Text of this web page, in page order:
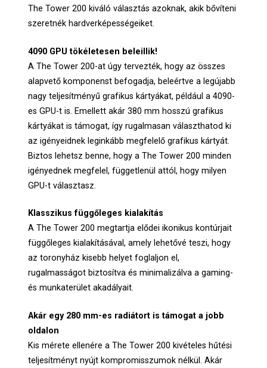
The Tower 200 kiváló választás azoknak, akik bővíteni
szeretnék hardverképességeiket.
4090 GPU tökéletesen beleillik!
A The Tower 200-at úgy tervezték, hogy az összes
alapvető komponenst befogadja, beleértve a legújabb
nagy teljesítményű grafikus kártyákat, például a 4090-
es GPU-t is. Emellett akár 380 mm hosszú grafikus
kártyákat is támogat, így rugalmasan választhatod ki
az igényeidnek leginkább megfelelő grafikus kártyát.
Biztos lehetsz benne, hogy a The Tower 200 minden
igényednek megfelel, függetlenül attól, hogy milyen
GPU-t választasz.
Klasszikus függőleges kialakítás
A The Tower 200 megtartja elődei ikonikus kontúrjait
függőleges kialakításával, amely lehetővé teszi, hogy
az toronyház kisebb helyet foglaljon el,
rugalmasságot biztosítva és minimalizálva a gaming-
és munkaterület akadályait.
Akár egy 280 mm-es radiátort is támogat a jobb
oldalon
Kis mérete ellenére a The Tower 200 kivételes hűtési
teljesítményt nyújt kompromisszumok nélkül. Akár